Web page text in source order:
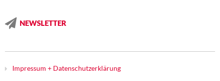
NEWSLETTER
Impressum + Datenschutzerklärung